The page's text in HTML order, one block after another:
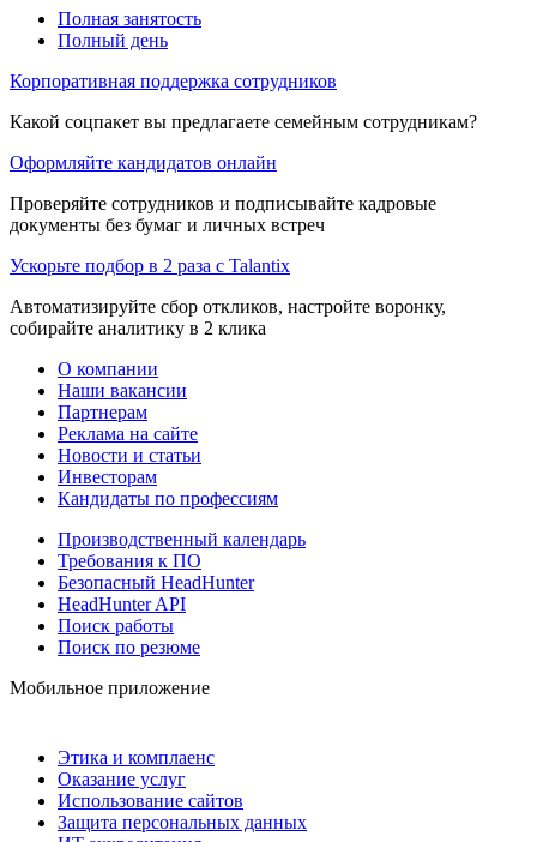
Полная занятость
Полный день
Корпоративная поддержка сотрудников
Какой соцпакет вы предлагаете семейным сотрудникам?
Оформляйте кандидатов онлайн
Проверяйте сотрудников и подписывайте кадровые
документы без бумаг и личных встреч
Ускорьте подбор в 2 раза с Talantix
Автоматизируйте сбор откликов, настройте воронку,
собирайте аналитику в 2 клика
О компании
Наши вакансии
Партнерам
Реклама на сайте
Новости и статьи
Инвесторам
Кандидаты по профессиям
Производственный календарь
Требования к ПО
Безопасный HeadHunter
HeadHunter API
Поиск работы
Поиск по резюме
Мобильное приложение
Этика и комплаенс
Оказание услуг
Использование сайтов
Защита персональных данных